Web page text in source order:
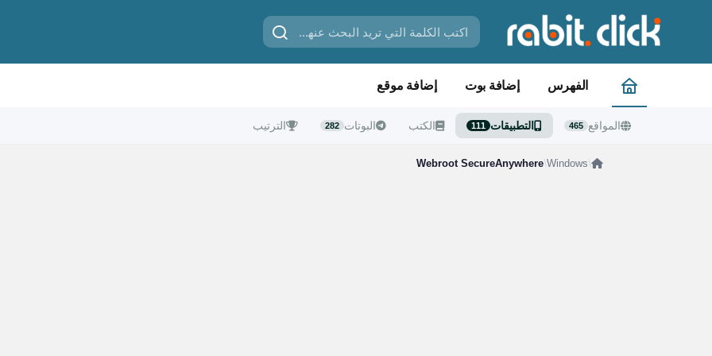
الفهرس إضافة بوت إضافة موقع
المواقع 465 التطبيقات 111 الكتب البوتات 282 الترتيب
/
Windows
/
Webroot SecureAnywhere